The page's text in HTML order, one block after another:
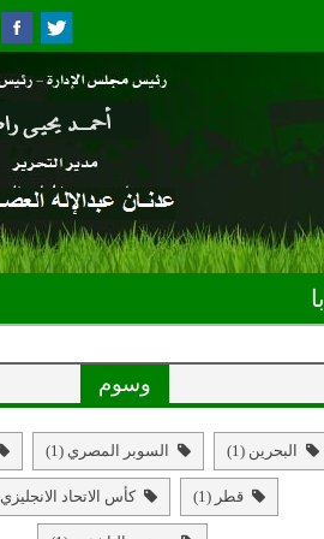
وسوم
البحرين (1) السوبر المصري (1)
قطر (1) كأس الاتحاد الانجليزي